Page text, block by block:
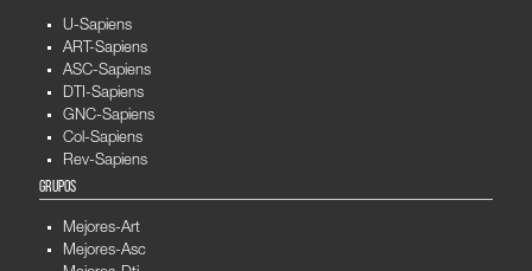
U-Sapiens
ART-Sapiens
ASC-Sapiens
DTI-Sapiens
GNC-Sapiens
Col-Sapiens
Rev-Sapiens
GRUPOS
Mejores-Art
Mejores-Asc